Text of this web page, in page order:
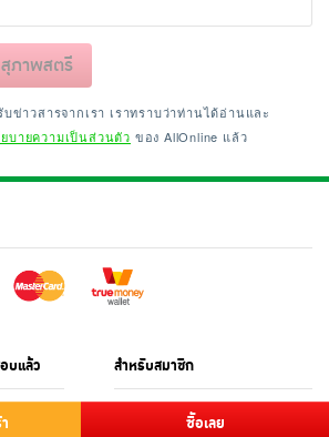
ซื้อเลย
สุภาพสตรี
ข่าวสารจากเรา เราทราบว่าท่านได้อ่านและ
บายความเป็นส่วนตัว ของ AllOnline แล้ว
บแล้ว สำหรับสมาชิก